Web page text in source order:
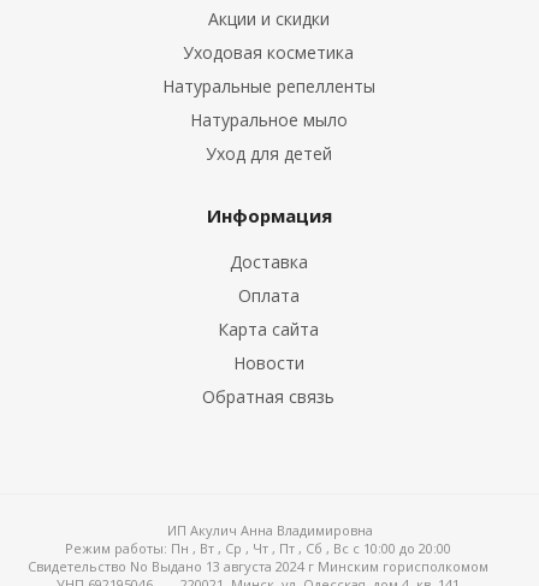
Акции и скидки
Уходовая косметика
Натуральные репелленты
Натуральное мыло
Уход для детей
Информация
Доставка
Оплата
Карта сайта
Новости
Обратная связь
ИП Акулич Анна Владимировна
Режим работы: Пн , Вт , Ср , Чт , Пт , Сб , Вс c 10:00 до 20:00
Свидетельство No Выдано 13 августа 2024 г Минским горисполкомом